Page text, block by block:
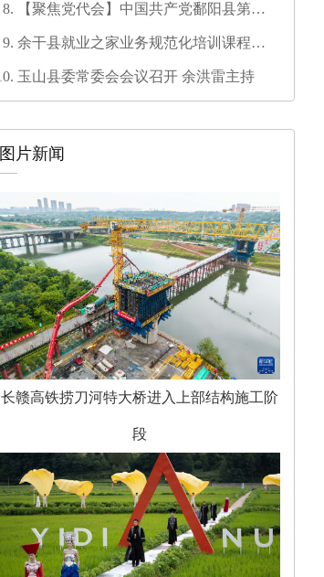
【聚焦党代会】中国共产党鄱阳县第十
余干县就业之家业务规范化培训课程开
玉山县委常委会会议召开 余洪雷主持
图片新闻
长赣高铁捞刀河特大桥进入上部结构施工阶
段